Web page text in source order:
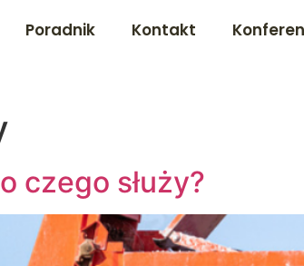
Poradnik Kontakt
czego służy?